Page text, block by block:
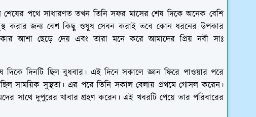
শেষের পথে সাধারণত তখন তিনি সফর মাসের শেষ দিকে অনেক বেশি
করার জন্য বেশ কিছু ওষুধ সেবন করাই তবে কোন ধরনের উপকার
আশা ছেড়ে দেয় এবং তারা মনে করে আমাদের প্রিয় নবী সাঃ
দিকে দিনটি ছিল বুধবার। এই দিনে সকালে জ্ঞান ফিরে পাওয়ার পরে
সাময়িক সুস্থতা। এর পরে তিনি সকাল বেলায় প্রথমে গোসল করেন।
সাথে দুপুরের খাবার গ্রহণ করেন। এই খবরটি পেয়ে তার পরিবারের